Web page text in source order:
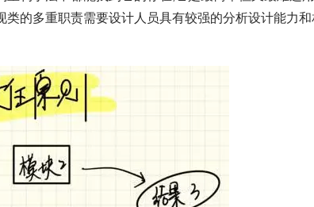
的多重职责需要设计人员具有较强的分析设计能力和